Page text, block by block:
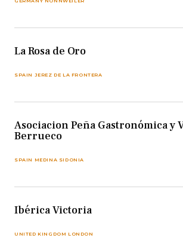
La Rosa de Oro
SPAIN JEREZ DE LA FRONTERA
Asociacion Peña Gastronómica y
Berrueco
SPAIN MEDINA SIDONIA
Ibérica Victoria
UNITED KINGDOM LONDON